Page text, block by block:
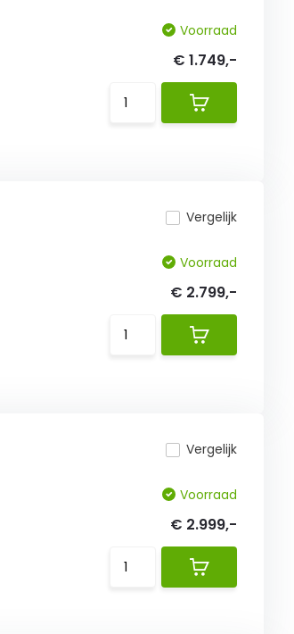
Voorraad
€ 1.749,-
Vergelijk
Voorraad
€ 2.799,-
Vergelijk
Voorraad
€ 2.999,-